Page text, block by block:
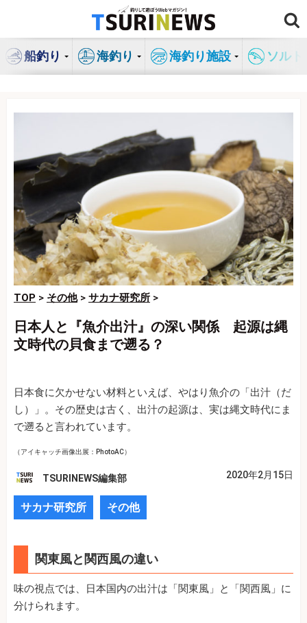
ン
船釣り 海釣り 海釣り施設 ソル
TOP > その他> サカナ研究所 >
日本人と『魚介出汁』の深い関係 起源は縄
文時代の貝食まで遡る？
日本食に欠かせない材料といえば、やはり魚介の「出汁（だ
し）」。その歴史は古く、出汁の起源は、実は縄文時代にま
で遡ると言われています。
（アイキャッチ画像出展：PhotoAC）
TSURINEWS編集部 2020年2月15日
サカナ研究所 その他
関東風と関西風の違い
味の視点では、日本国内の出汁は「関東風」と「関西風」に
分けられます。